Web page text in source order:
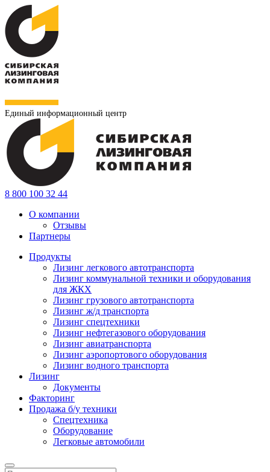
Единый информационный центр
8 800 100 32 44
О компании
Отзывы
Партнеры
Продукты
Лизинг легкового автотранспорта
Лизинг коммунальной техники и оборудования
для ЖКХ
Лизинг грузового автотранспорта
Лизинг ж/д транспорта
Лизинг спецтехники
Лизинг нефтегазового оборудования
Лизинг авиатранспорта
Лизинг аэропортового оборудования
Лизинг водного транспорта
Лизинг
Документы
Факторинг
Продажа б/у техники
Спецтехника
Оборудование
Легковые автомобили